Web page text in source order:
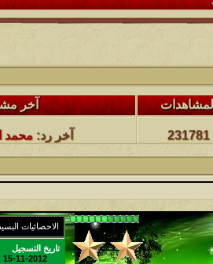
آخر
آخر
231781 آخر رد:محمد
177576 آخر رد:محمد
آخر
97433 آخر رد:محمد
الاحصائيات
تاريخ التسجيل
15-11-2012